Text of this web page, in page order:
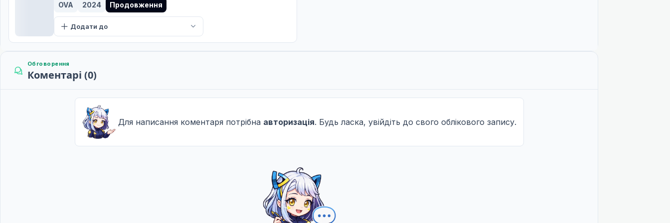
Спадщина моєї матері
13 вер. 2023
13 епізод
OVA
2024 Продовження
Додати до
Обговорення
Коментарі (0)
Для написання коментаря потрібна авторизація. Будь ласка, увійдіть до свого облікового запису.